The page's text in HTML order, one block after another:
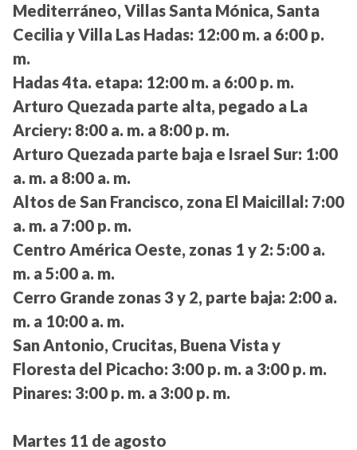
Mediterráneo, Villas Santa Mónica, Santa
Cecilia y Villa Las Hadas: 12:00 m. a 6:00 p.
m.
Hadas 4ta. etapa: 12:00 m. a 6:00 p. m.
Arturo Quezada parte alta, pegado a La
Arciery: 8:00 a. m. a 8:00 p. m.
Arturo Quezada parte baja e Israel Sur: 1:00
a. m. a 8:00 a. m.
Altos de San Francisco, zona El Maicillal: 7:00
a. m. a 7:00 p. m.
Centro América Oeste, zonas 1 y 2: 5:00 a.
m. a 5:00 a. m.
Cerro Grande zonas 3 y 2, parte baja: 2:00 a.
m. a 10:00 a. m.
San Antonio, Crucitas, Buena Vista y
Floresta del Picacho: 3:00 p. m. a 3:00 p. m.
Pinares: 3:00 p. m. a 3:00 p. m.
Martes 11 de agosto